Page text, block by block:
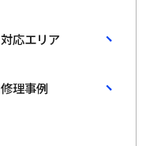
対応エリア
修理事例